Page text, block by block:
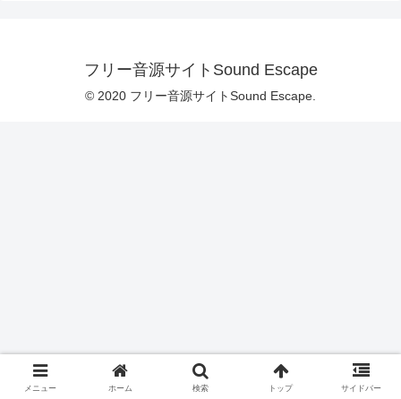
フリー音源サイトSound Escape
© 2020 フリー音源サイトSound Escape.
メニュー ホーム 検索 トップ サイドバー